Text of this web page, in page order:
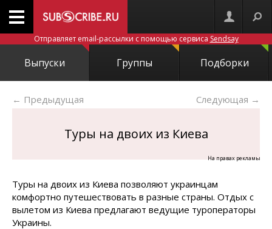
Отправляет email-рассылки с помощью сервиса Sendsay
Выпуски Группы Подборки
← Предыдущая Следующая →
Туры на двоих из Киева
Туры на двоих из Киева позволяют украинцам
комфортно путешествовать в разные страны. Отдых с
вылетом из Киева предлагают ведущие туроператоры
Украины.